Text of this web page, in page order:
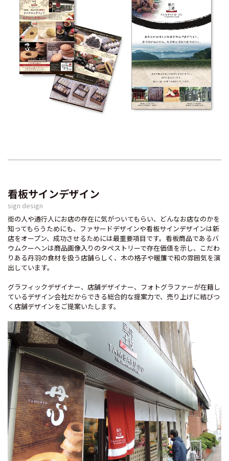
看板サインデザイン
sign design
街の人や通行人にお店の存在に気がついてもらい、どんなお店なのかを
知ってもらうためにも、ファサードデザインや看板サインデザインは新
店をオープン、成功させるためには最重要項目です。看板商品であるバ
ウムクーヘンは商品画像入りのタペストリーで存在価値を示し、こだわ
りある丹羽の食材を扱う店舗らしく、木の格子や暖簾で和の雰囲気を演
出しています。
グラフィックデザイナー、店舗デザイナー、フォトグラファーが在籍し
ているデザイン会社だからできる総合的な提案力で、売り上げに結びつ
く店舗デザインをご提案いたします。